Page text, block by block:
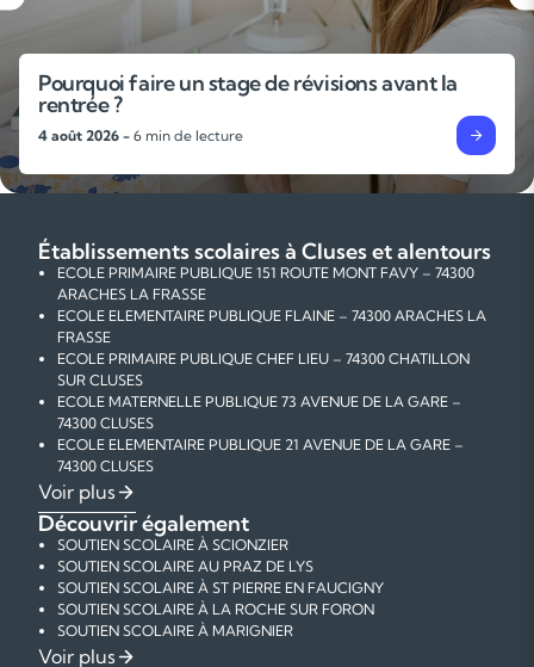
Pourquoi faire un stage de révisions avant la
rentrée ?
4 août 2026 - 6 min de lecture
Établissements scolaires à Cluses et alentours
ECOLE PRIMAIRE PUBLIQUE 151 ROUTE MONT FAVY – 74300
ARACHES LA FRASSE
ECOLE ELEMENTAIRE PUBLIQUE FLAINE – 74300 ARACHES LA
FRASSE
ECOLE PRIMAIRE PUBLIQUE CHEF LIEU – 74300 CHATILLON
SUR CLUSES
ECOLE MATERNELLE PUBLIQUE 73 AVENUE DE LA GARE –
74300 CLUSES
ECOLE ELEMENTAIRE PUBLIQUE 21 AVENUE DE LA GARE –
74300 CLUSES
ECOLE PRIMAIRE PUBLIQUE 4 RUE E HERRIOT – 74300 CLUSES
ECOLE PRIMAIRE PUBLIQUE 3 RUE DE L'AVENIR – 74300
CLUSES
ECOLE PRIMAIRE PUBLIQUE 15 RUE DE TROSSINGEN – 74300
CLUSES
ECOLE PRIMAIRE PUBLIQUE 1 RUE DES ARTISANS – 74300
CLUSES
ECOLE PRIMAIRE PUBLIQUE 205 RUE DE LA POINTE DE
CUPOIRE – 74300 CLUSES
Voir plus
Découvrir également
SOUTIEN SCOLAIRE À SCIONZIER
SOUTIEN SCOLAIRE AU PRAZ DE LYS
SOUTIEN SCOLAIRE À ST PIERRE EN FAUCIGNY
SOUTIEN SCOLAIRE À LA ROCHE SUR FORON
SOUTIEN SCOLAIRE À MARIGNIER
SOUTIEN SCOLAIRE À SALLANCHES
COURS PARTICULIERS DE MATHÉMATIQUES À CLUSES
Voir plus